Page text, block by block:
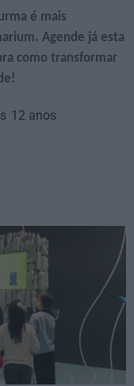
é mais
Agende já esta
como transformar
12 anos